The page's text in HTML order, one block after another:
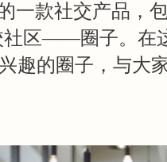
一款社交产品，
社区——圈子。在
趣的圈子，与大